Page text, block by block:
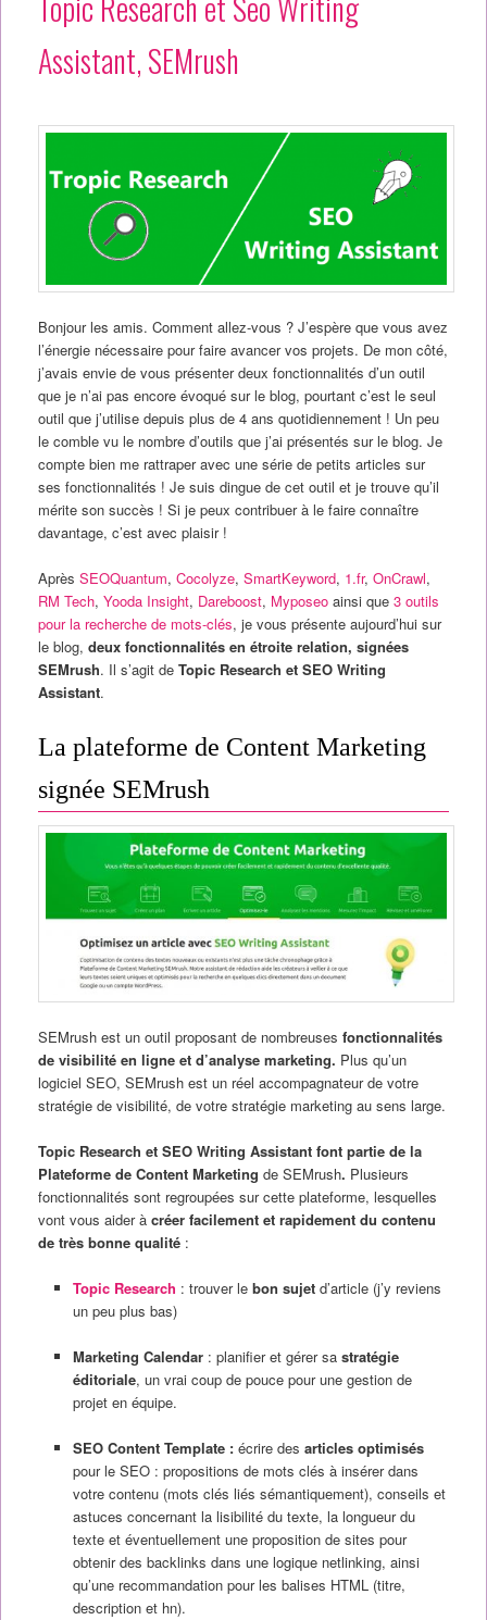
Assistant, SEMrush
Bonjour les amis. Comment allez-vous ? J’espère que vous avez
l’énergie nécessaire pour faire avancer vos projets. De mon côté,
j’avais envie de vous présenter deux fonctionnalités d’un outil
que je n’ai pas encore évoqué sur le blog, pourtant c’est le seul
outil que j’utilise depuis plus de 4 ans quotidiennement ! Un peu
le comble vu le nombre d’outils que j’ai présentés sur le blog. Je
compte bien me rattraper avec une série de petits articles sur
ses fonctionnalités ! Je suis dingue de cet outil et je trouve qu’il
mérite son succès ! Si je peux contribuer à le faire connaître
davantage, c’est avec plaisir !
Après SEOQuantum, Cocolyze, SmartKeyword, 1.fr, OnCrawl,
RM Tech, Yooda Insight, Dareboost, Myposeoainsi que3 outils
pour la recherche de mots-clés, je vous présente aujourd’hui sur
le blog, deux fonctionnalités en étroite relation, signées
SEMrush. Il s’agit de Topic Research et SEO Writing
Assistant.
La plateforme de Content Marketing
signée SEMrush
SEMrush est un outil proposant de nombreuses fonctionnalités
de visibilité en ligne et d’analyse marketing. Plus qu’un
logiciel SEO, SEMrush est un réel accompagnateur de votre
stratégie de visibilité, de votre stratégie marketing au sens large.
Topic Research et SEO Writing Assistant font partie de la
Plateforme de Content Marketing de SEMrush. Plusieurs
fonctionnalités sont regroupées sur cette plateforme, lesquelles
vont vous aider à créer facilement et rapidement du contenu
de très bonne qualité :
Topic Research : trouver lebon sujet d’article (j’y reviens
un peu plus bas)
Marketing Calendar : planifier et gérer sastratégie
éditoriale, un vrai coup de pouce pour une gestion de
projet en équipe.
SEO Content Template : écrire desarticles optimisés
pour le SEO : propositions de mots clés à insérer dans
votre contenu (mots clés liés sémantiquement), conseils et
astuces concernant la lisibilité du texte, la longueur du
texte et éventuellement une proposition de sites pour
obtenir des backlinks dans une logique netlinking, ainsi
qu’une recommandation pour les balises HTML (titre,
description et hn).